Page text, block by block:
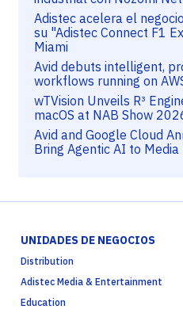
Adistec acelera el
su "Adistec Connect F1
Miami
Avid debuts intelligent,
workflows running on
wTVision Unveils R³
macOS at NAB Show
Avid and Google Cloud
Bring Agentic AI to Media
UNIDADES DE NEGOCIOS
Distribution
Adistec Media & Entertainment
Education